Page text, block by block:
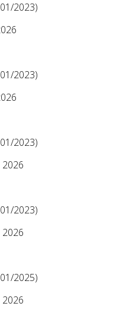
2023)
2023)
2023)
2026
2023)
2026
2025)
2026